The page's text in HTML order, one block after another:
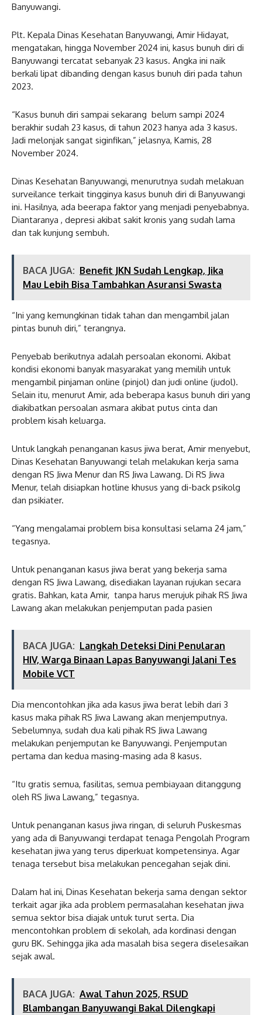
Banyuwangi.
Plt. Kepala Dinas Kesehatan Banyuwangi, Amir Hidayat,
mengatakan, hingga November 2024 ini, kasus bunuh diri di
Banyuwangi tercatat sebanyak 23 kasus. Angka ini naik
berkali lipat dibanding dengan kasus bunuh diri pada tahun
2023.
“Kasus bunuh diri sampai sekarang belum sampi 2024
berakhir sudah 23 kasus, di tahun 2023 hanya ada 3 kasus.
Jadi melonjak sangat siginfikan,” jelasnya, Kamis, 28
November 2024.
Dinas Kesehatan Banyuwangi, menurutnya sudah melakuan
surveilance terkait tingginya kasus bunuh diri di Banyuwangi
ini. Hasilnya, ada beerapa faktor yang menjadi penyebabnya.
Diantaranya , depresi akibat sakit kronis yang sudah lama
dan tak kunjung sembuh.
BACA JUGA: Benefit JKN Sudah Lengkap, Jika
Mau Lebih Bisa Tambahkan Asuransi Swasta
“Ini yang kemungkinan tidak tahan dan mengambil jalan
pintas bunuh diri,” terangnya.
Penyebab berikutnya adalah persoalan ekonomi. Akibat
kondisi ekonomi banyak masyarakat yang memilih untuk
mengambil pinjaman online (pinjol) dan judi online (judol).
Selain itu, menurut Amir, ada beberapa kasus bunuh diri yang
diakibatkan persoalan asmara akibat putus cinta dan
problem kisah keluarga.
Untuk langkah penanganan kasus jiwa berat, Amir menyebut,
Dinas Kesehatan Banyuwangi telah melakukan kerja sama
dengan RS Jiwa Menur dan RS Jiwa Lawang. Di RS Jiwa
Menur, telah disiapkan hotline khusus yang di-back psikolg
dan psikiater.
“Yang mengalamai problem bisa konsultasi selama 24 jam,”
tegasnya.
Untuk penanganan kasus jiwa berat yang bekerja sama
dengan RS Jiwa Lawang, disediakan layanan rujukan secara
gratis. Bahkan, kata Amir, tanpa harus merujuk pihak RS Jiwa
Lawang akan melakukan penjemputan pada pasien
BACA JUGA: Langkah Deteksi Dini Penularan
HIV, Warga Binaan Lapas Banyuwangi Jalani Tes
Mobile VCT
Dia mencontohkan jika ada kasus jiwa berat lebih dari 3
kasus maka pihak RS Jiwa Lawang akan menjemputnya.
Sebelumnya, sudah dua kali pihak RS Jiwa Lawang
melakukan penjemputan ke Banyuwangi. Penjemputan
pertama dan kedua masing-masing ada 8 kasus.
“Itu gratis semua, fasilitas, semua pembiayaan ditanggung
oleh RS Jiwa Lawang,” tegasnya.
Untuk penanganan kasus jiwa ringan, di seluruh Puskesmas
yang ada di Banyuwangi terdapat tenaga Pengolah Program
kesehatan jiwa yang terus diperkuat kompetensinya. Agar
tenaga tersebut bisa melakukan pencegahan sejak dini.
Dalam hal ini, Dinas Kesehatan bekerja sama dengan sektor
terkait agar jika ada problem permasalahan kesehatan jiwa
semua sektor bisa diajak untuk turut serta. Dia
mencontohkan problem di sekolah, ada kordinasi dengan
guru BK. Sehingga jika ada masalah bisa segera diselesaikan
sejak awal.
BACA JUGA: Awal Tahun 2025, RSUD
Blambangan Banyuwangi Bakal Dilengkapi